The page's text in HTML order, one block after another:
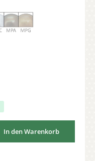
In den Warenkorb